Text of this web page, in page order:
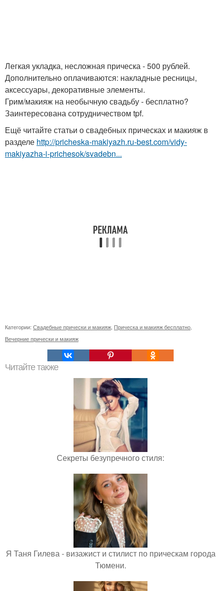
Легкая укладка, несложная прическа - 500 рублей.
Дополнительно оплачиваются: накладные ресницы,
аксессуары, декоративные элементы.
Грим/макияж на необычную свадьбу - бесплатно?
Заинтересована сотрудничеством tpf.
Ещё читайте статьи о свадебных прическах и макияж в
разделе http://pricheska-makiyazh.ru-best.com/vidy-
makiyazha-i-prichesok/svadebn...
Категории: Свадебные прически и макияж Прическа и макияж бесплатно
Вечерние прически и макияж
Читайте также
Секреты безупречного стиля:
Я Таня Гилева - визажист и стилист по прическам города
Тюмени.